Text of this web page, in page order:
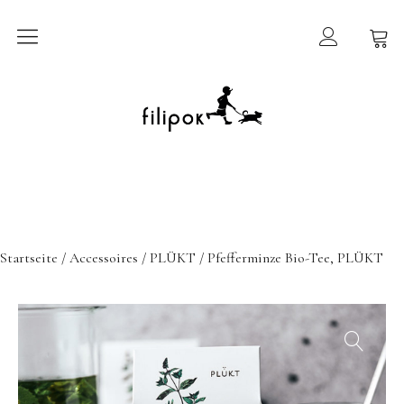
Sommermarkt
New In
Wigiwama
Accessoires
Startseite / Accessoires / PLÜKT / Pfefferminze Bio-Tee, PLÜKT